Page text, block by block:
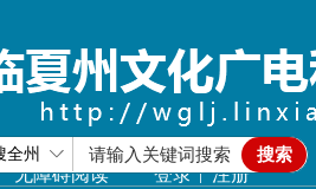
无障碍阅读 登录 | 注册
全州 搜索